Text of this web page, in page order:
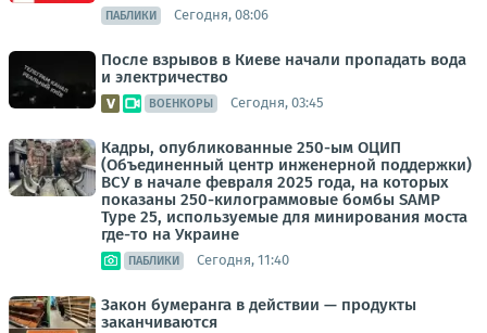
ПАБЛИКИ Сегодня, 08:06
После взрывов в Киеве начали пропадать вода
и электричество
ВОЕНКОРЫ Сегодня, 03:45
Кадры, опубликованные 250-ым ОЦИП
(Объединенный центр инженерной поддержки)
ВСУ в начале февраля 2025 года, на которых
показаны 250-килограммовые бомбы SAMP
Type 25, используемые для минирования моста
где-то на Украине
ПАБЛИКИ Сегодня, 11:40
Закон бумеранга в действии — продукты
заканчиваются